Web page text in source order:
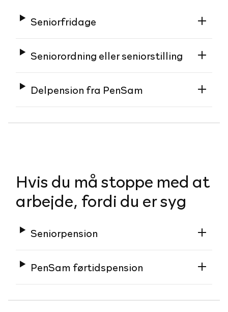
Seniorfridage
Seniorordning eller seniorstilling
Delpension fra PenSam
Hvis du må stoppe med at
arbejde, fordi du er syg
Seniorpension
PenSam førtidspension